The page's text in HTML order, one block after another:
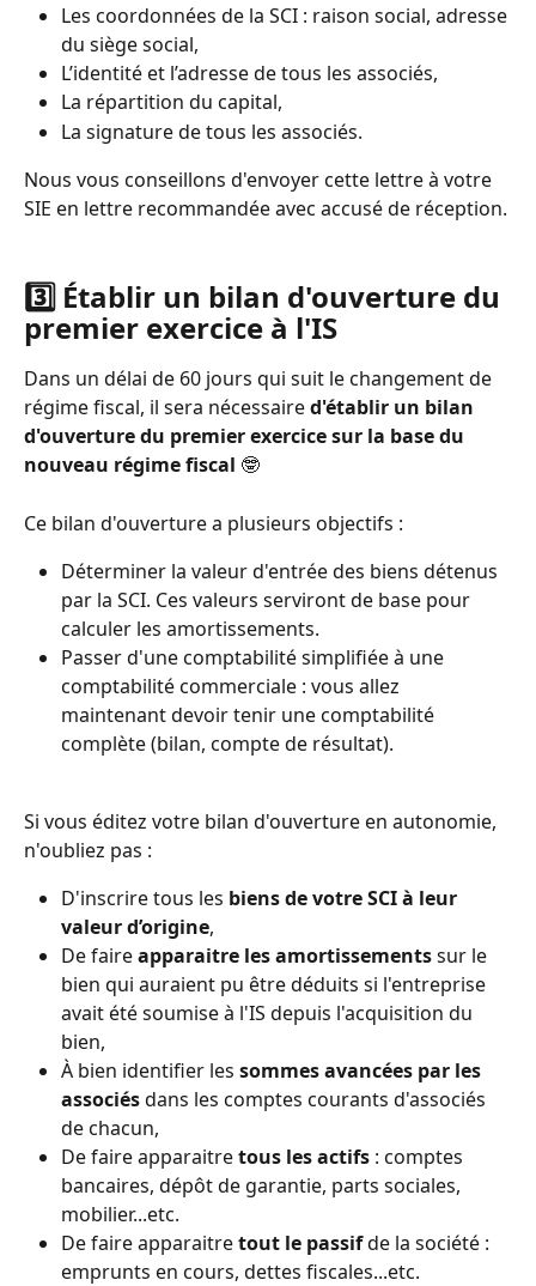
Les coordonnées de la SCI : raison social, adresse
du siège social,
L’identité et l’adresse de tous les associés,
La répartition du capital,
La signature de tous les associés.
Nous vous conseillons d'envoyer cette lettre à votre
SIE en lettre recommandée avec accusé de réception.
3️⃣ Établir un bilan d'ouverture du
premier exercice à l'IS
Dans un délai de 60 jours qui suit le changement de
régime fiscal, il sera nécessaire d'établir un bilan
d'ouverture du premier exercice sur la base du
nouveau régime fiscal 🤓
Ce bilan d'ouverture a plusieurs objectifs :
Déterminer la valeur d'entrée des biens détenus
par la SCI. Ces valeurs serviront de base pour
calculer les amortissements.
Passer d'une comptabilité simplifiée à une
comptabilité commerciale : vous allez
maintenant devoir tenir une comptabilité
complète (bilan, compte de résultat).
Si vous éditez votre bilan d'ouverture en autonomie,
n'oubliez pas :
D'inscrire tous les biens de votre SCI à leur
valeur d’origine,
De faire apparaitre les amortissements sur le
bien qui auraient pu être déduits si l'entreprise
avait été soumise à l'IS depuis l'acquisition du
bien,
À bien identifier les sommes avancées par les
associés dans les comptes courants d'associés
de chacun,
De faire apparaitre tous les actifs : comptes
bancaires, dépôt de garantie, parts sociales,
mobilier...etc.
De faire apparaitre tout le passif de la société :
emprunts en cours, dettes fiscales...etc.